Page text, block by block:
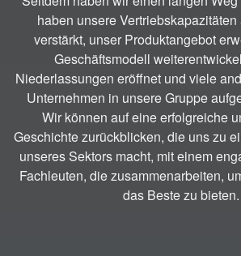
haben unsere
verstärkt, unser Produktangebot
Geschäftsmodell
Niederlassungen eröffnet und viele
Unternehmen in unsere Gruppe
Wir können auf eine erfolgreiche
Geschichte zurückblicken, die uns zu
unseres Sektors macht, mit einem
Fachleuten, die zusammenarbeiten,
das Beste zu bieten.